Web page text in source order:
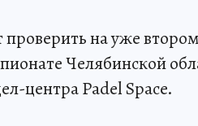
проверить на уже
Челябинской
центра Padel Space.